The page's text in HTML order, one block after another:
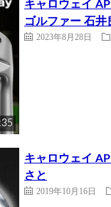
キャロウェイ
ゴルファー 石井
2023年8月28日
キャロウェイ
さと
2019年10月16日